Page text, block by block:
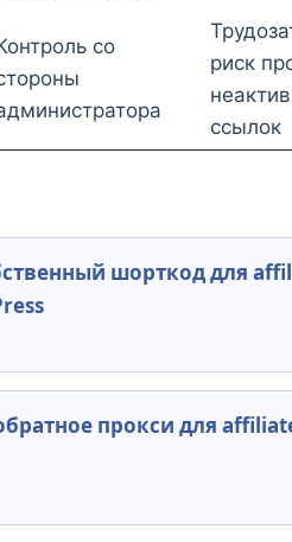
со
риск
ссылок
шорткод для
прокси для